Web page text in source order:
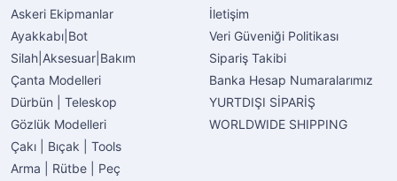
Askeri Ekipmanlar
Ayakkabı|Bot
Silah|Aksesuar|Bakım
Çanta Modelleri
Dürbün | Teleskop
Gözlük Modelleri
Çakı | Bıçak | Tools
Arma | Rütbe | Peç
İletişim
Veri Güveniği Politikası
Sipariş Takibi
Banka Hesap Numaralarımız
YURTDIŞI SİPARİŞ
WORLDWIDE SHIPPING